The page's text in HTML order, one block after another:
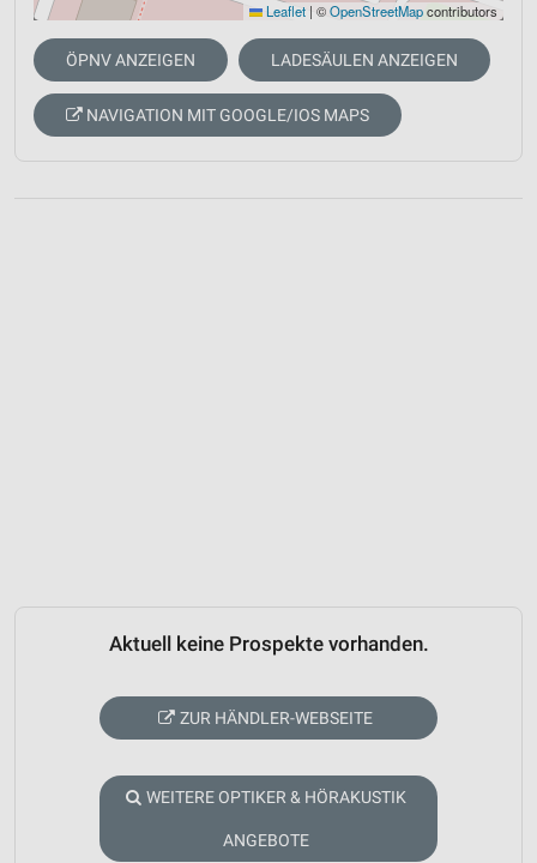
Leaflet | ©OpenStreetMapcontributors
ÖPNV ANZEIGEN LADESÄULEN ANZEIGEN
NAVIGATION MIT GOOGLE/IOS MAPS
Aktuell keine Prospekte vorhanden.
ZUR HÄNDLER-WEBSEITE
WEITERE OPTIKER & HÖRAKUSTIK
ANGEBOTE